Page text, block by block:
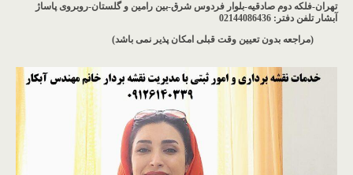
تهران-فلکه دوم صادقیه-بلوار فردوس شرق-بین رامین و گلستان-روبروی پاساژ
آبشار تلفن دفتر: 02144086436
(مراجعه بدون تعیین وقت قبلی امکان پذیر نمی باشد)